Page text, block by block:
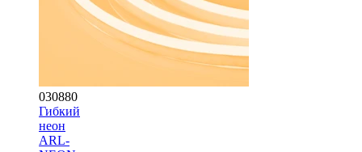
030880
Гибкий
неон
ARL-